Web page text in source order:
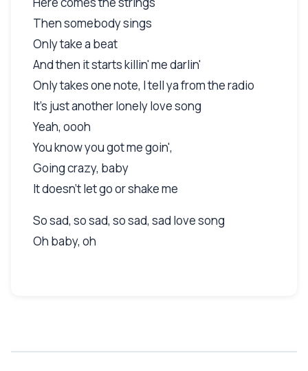
Then somebody sings
Only take a beat
And then it starts killin' me darlin'
Only takes one note, I tell ya from the radio
It's just another lonely love song
Yeah, oooh
You know you got me goin',
Going crazy, baby
It doesn't let go or shake me
So sad, so sad, so sad, sad love song
Oh baby, oh